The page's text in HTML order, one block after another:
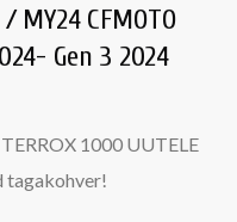
MY24 CFMOTO
Gen 3 2024
1000 UUTELE
tagakohver!